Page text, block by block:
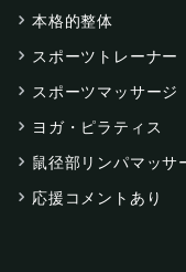
本格的整体
スポーツトレーナー
スポーツマッサージ
ヨガ・ピラティス
鼠径部リンパマッサ
応援コメントあり